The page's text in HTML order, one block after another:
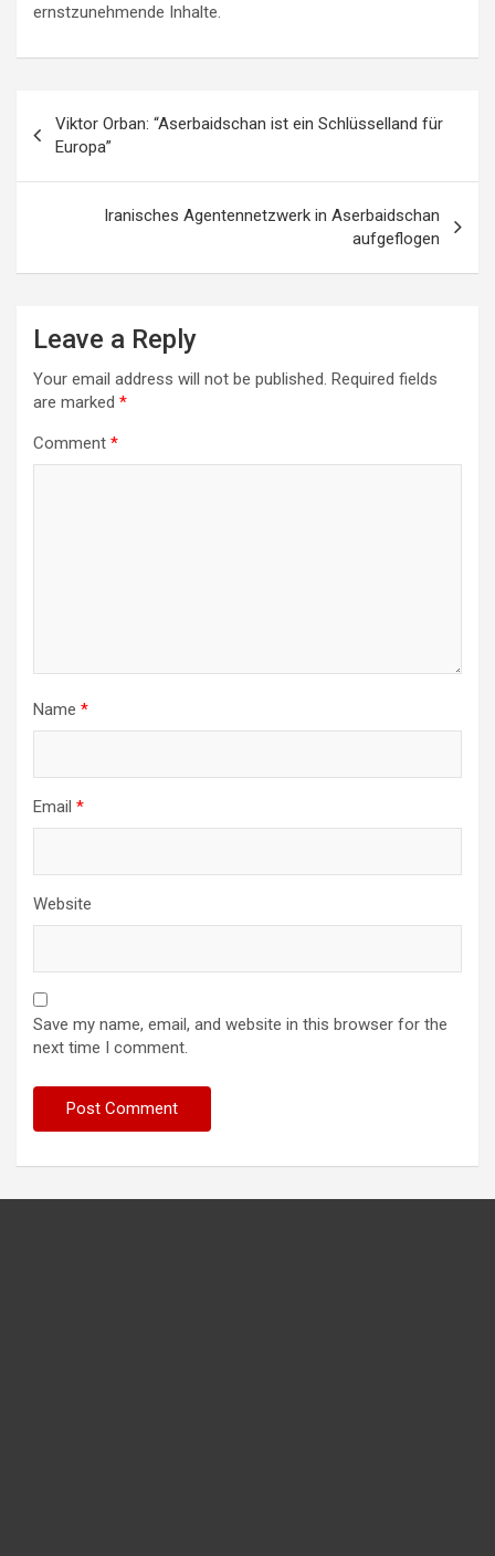
ernstzunehmende Inhalte.
navigation
Viktor Orban: “Aserbaidschan ist ein Schlüsselland für
Europa”
Iranisches Agentennetzwerk in Aserbaidschan
aufgeflogen
Leave a Reply
Your email address will not be published. Required fields
are marked *
Comment *
Name *
Email *
Website
Save my name, email, and website in this browser for the
next time I comment.